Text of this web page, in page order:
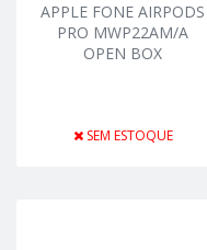
APPLE FONE AIRPODS
PRO MWP22AM/A
OPEN BOX
SEM ESTOQUE